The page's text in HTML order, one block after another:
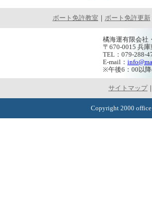
ボート免許教室 ｜ ボート免許更新
橘海運有限会社
〒670-0015 兵
TEL：079-288-
E-mail：
※午後6：00以
サイトマップ
Copyright 2000